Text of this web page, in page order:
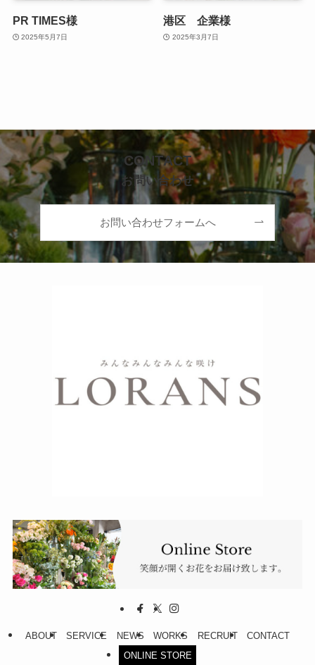
PR TIMES様
2025年5月7日
港区 企業様
2025年3月7日
CONTACT
お問い合わせ
お問い合わせフォームへ
ABOUT SERVICE NEWS WORKS RECRUIT
CONTACT
ONLINE STORE